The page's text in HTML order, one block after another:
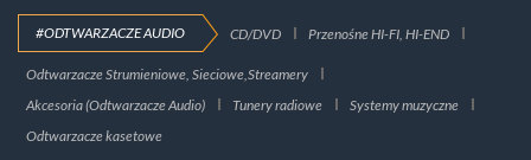
#ODTWARZACZE AUDIO CD/DVD Przenośne HI-FI, HI-END
Odtwarzacze Strumieniowe, Sieciowe,Streamery
Akcesoria (Odtwarzacze Audio)
Tunery radiowe
Systemy muzyczne
Odtwarzacze kasetowe